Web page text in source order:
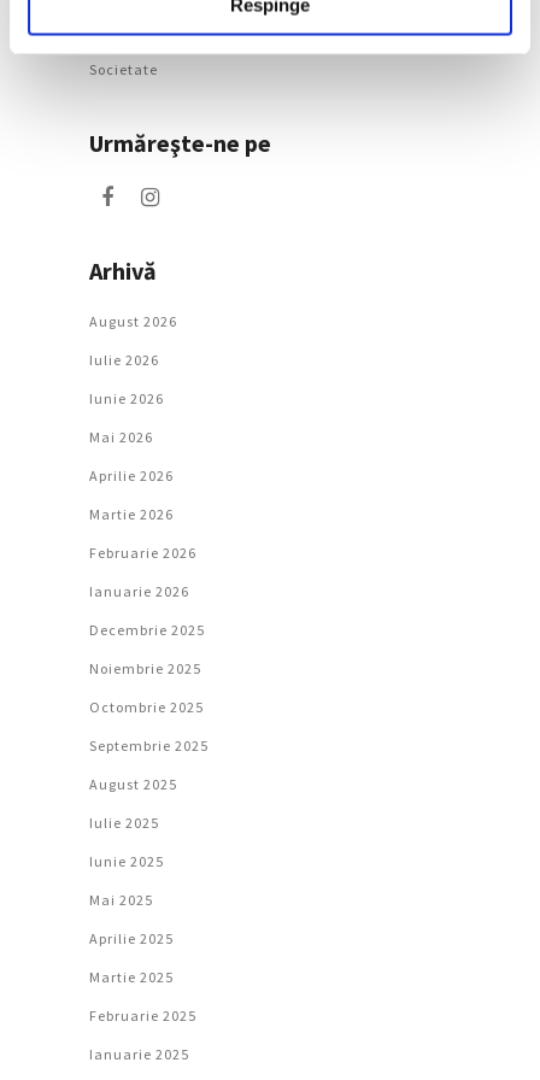
Respinge
Natură
Societate
Urmăreşte-ne pe
Arhivă
August 2026
Iulie 2026
Iunie 2026
Mai 2026
Aprilie 2026
Martie 2026
Februarie 2026
Ianuarie 2026
Decembrie 2025
Noiembrie 2025
Octombrie 2025
Septembrie 2025
August 2025
Iulie 2025
Iunie 2025
Mai 2025
Aprilie 2025
Martie 2025
Februarie 2025
Ianuarie 2025